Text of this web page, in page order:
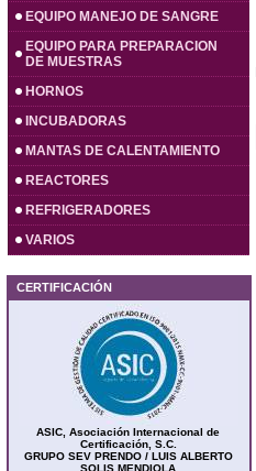
EQUIPO MANEJO DE SANGRE
EQUIPO PARA PREPARACION
DE MUESTRAS
HORNOS
INCUBADORAS
MANTAS DE CALENTAMIENTO
REACTORES
REFRIGERADORES
VARIOS
CERTIFICACIÓN
ASIC, Asociación Internacional de
Certificación, S.C.
GRUPO SEV PRENDO / LUIS ALBERTO
SOLIS MENDIOLA